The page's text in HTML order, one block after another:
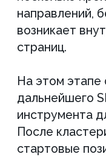
товарные группы по
определили зоны
результате
сайта поставщика
страниц, а не через